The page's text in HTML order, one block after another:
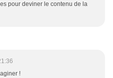
pour deviner le contenu de la
!